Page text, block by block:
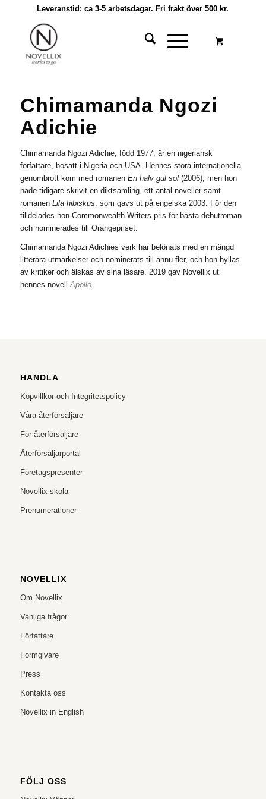
Leveranstid: ca 3-5 arbetsdagar. Fri frakt över 500 kr.
Chimamanda Ngozi
Adichie
Chimamanda Ngozi Adichie, född 1977, är en nigeriansk
författare, bosatt i Nigeria och USA. Hennes stora internationella
genombrott kom med romanen En halv gul sol(2006), men hon
hade tidigare skrivit en diktsamling, ett antal noveller samt
romanen Lila hibiskus, som gavs ut på engelska 2003. För den
tilldelades hon Commonwealth Writers pris för bästa debutroman
och nominerades till Orangepriset.
Chimamanda Ngozi Adichies verk har belönats med en mängd
litterära utmärkelser och nominerats till ännu fler, och hon hyllas
av kritiker och älskas av sina läsare. 2019 gav Novellix ut
hennes novellApollo.
HANDLA
Köpvillkor och Integritetspolicy
Våra återförsäljare
För återförsäljare
Återförsäljarportal
Företagspresenter
Novellix skola
Prenumerationer
NOVELLIX
Om Novellix
Vanliga frågor
Författare
Formgivare
Press
Kontakta oss
Novellix in English
FÖLJ OSS